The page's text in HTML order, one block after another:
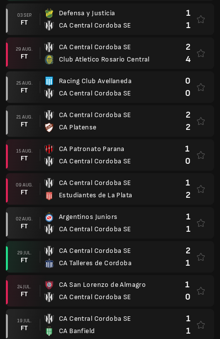
03 SEP.
FT
Defensa y Justicia
CA Central Cordoba SE
1
1
29 AUG.
FT
CA Central Cordoba SE
Club Atletico Rosario Central
2
4
25 AUG.
FT
Racing Club Avellaneda
CA Central Cordoba SE
0
0
21 AUG.
FT
CA Central Cordoba SE
CA Platense
2
2
15 AUG.
FT
CA Patronato Parana
CA Central Cordoba SE
1
0
09 AUG.
FT
CA Central Cordoba SE
Estudiantes de La Plata
1
2
02 AUG.
FT
Argentinos Juniors
CA Central Cordoba SE
1
1
29 JUL.
FT
CA Central Cordoba SE
CA Talleres de Cordoba
2
1
24 JUL.
FT
CA San Lorenzo de Almagro
CA Central Cordoba SE
1
0
19 JUL.
FT
CA Central Cordoba SE
CA Banfield
1
1